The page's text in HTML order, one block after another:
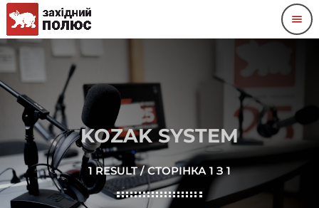
menu
KOZAK SYSTEM
1 RESULT / СТОРІНКА 1 З 1